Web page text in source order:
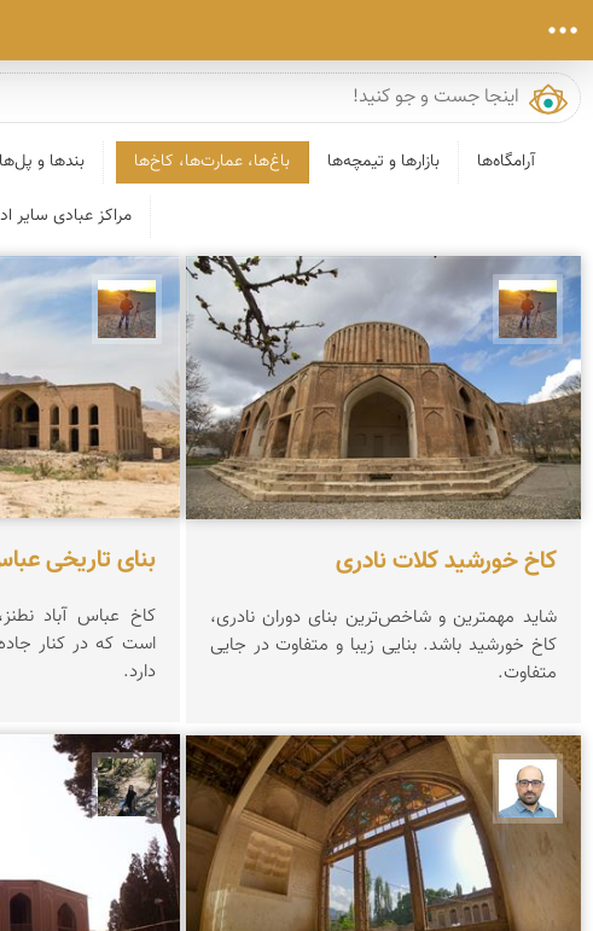
آرامگاه‌ها بازارها و تیمچه‌ها باغ‌ها، عمارت‌ها، کاخ‌ها بندها و
مراکز عبادی سایر
مهدی مخلصیان
کاخ خورشید کلات نادری
شاید مهمترین و شاخص‌ترین بنای دوران نادری،
کاخ خورشید باشد. بنایی زیبا و متفاوت در جایی
متفاوت.
بابک ارجمندی
بنای تاریخی
کاخ عباس آباد
است که در کنار
دارد.
مونا سلطانی